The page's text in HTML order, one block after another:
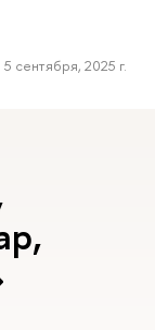
5 сентября, 2025 г.